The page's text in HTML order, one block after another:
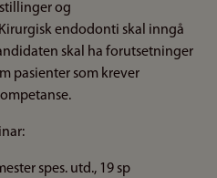
og
endodonti skal inngå
skal ha forutsetninger
pasienter som krever
spes. utd., 19 sp